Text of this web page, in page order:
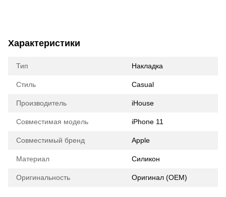
Характеристики
Тип Накладка
Стиль Casual
Производитель iHouse
Совместимая модель iPhone 11
Совместимый бренд Apple
Материал Силикон
Оригинальность Оригинал (ОЕМ)